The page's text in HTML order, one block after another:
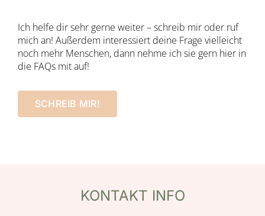
Ich helfe dir sehr gerne weiter – schreib mir oder ruf
mich an! Außerdem interessiert deine Frage vielleicht
noch mehr Menschen, dann nehme ich sie gern hier in
die FAQs mit auf!
SCHREIB MIR!
KONTAKT INFO